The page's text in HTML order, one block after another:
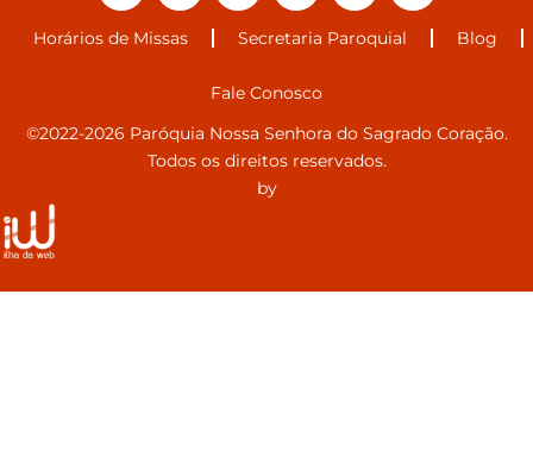
Horários de Missas Secretaria Paroquial Blog
Fale Conosco
©2022-2026 Paróquia Nossa Senhora do Sagrado Coração.
Todos os direitos reservados.
by